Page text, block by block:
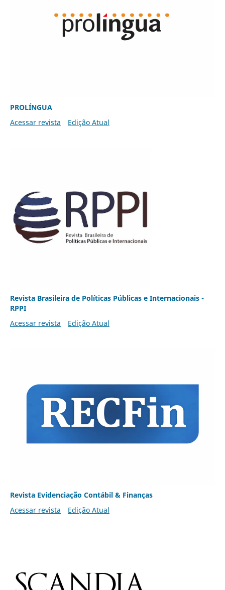
PROLÍNGUA
Acessar revista
Edição Atual
Revista Brasileira de Políticas Públicas e Internacionais -
RPPI
Acessar revista
Edição Atual
Revista Evidenciação Contábil & Finanças
Acessar revista
Edição Atual